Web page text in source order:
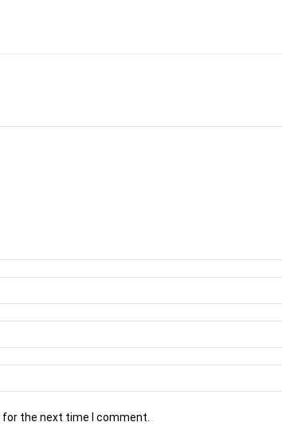
the next time I comment.